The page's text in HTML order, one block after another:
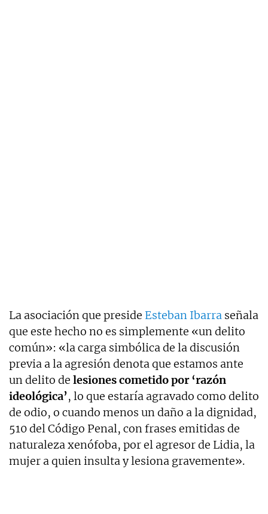
La asociación que preside Esteban Ibarra señala
que este hecho no es simplemente «un delito
común»: «la carga simbólica de la discusión
previa a la agresión denota que estamos ante
un delito de lesiones cometido por ‘razón
ideológica’, lo que estaría agravado como delito
de odio, o cuando menos un daño a la dignidad,
510 del Código Penal, con frases emitidas de
naturaleza xenófoba, por el agresor de Lidia, la
mujer a quien insulta y lesiona gravemente».